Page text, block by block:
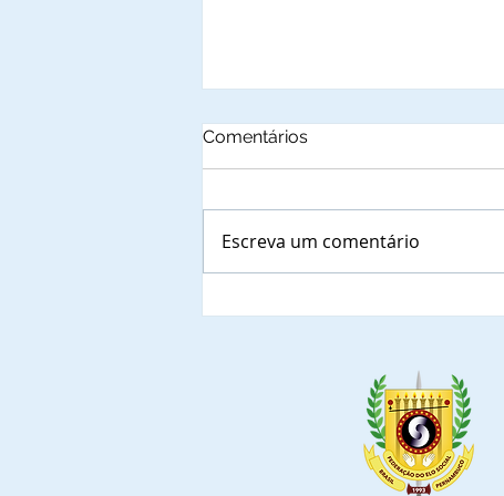
que receberão sedes físicas
do Projeto Social do
Cidadão a realizar
solenidade de Comendas
da Ordem do Mérito do Elo
Comentários
Escreva um comentário